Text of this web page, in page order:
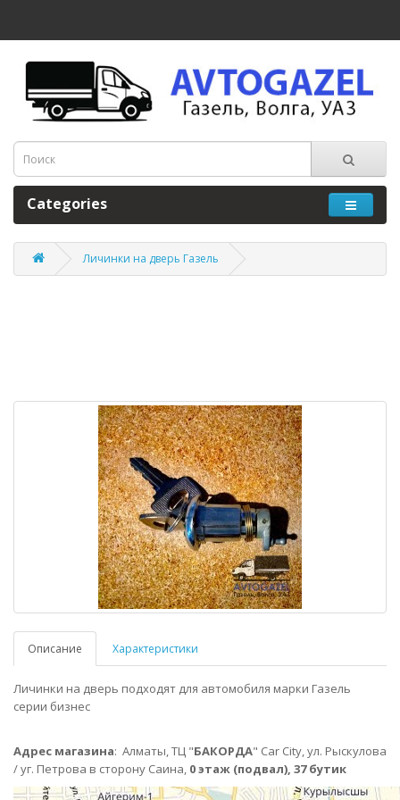
Categories
Личинки на дверь Газель
Описание Характеристики
Личинки на дверь подходят для автомобиля марки Газель
серии бизнес
Адрес магазина: Алматы,ТЦ "БАКОРДА" Car City, ул. Рыскулова
/ уг. Петрова в сторону Саина, 0 этаж (подвал), 37 бутик